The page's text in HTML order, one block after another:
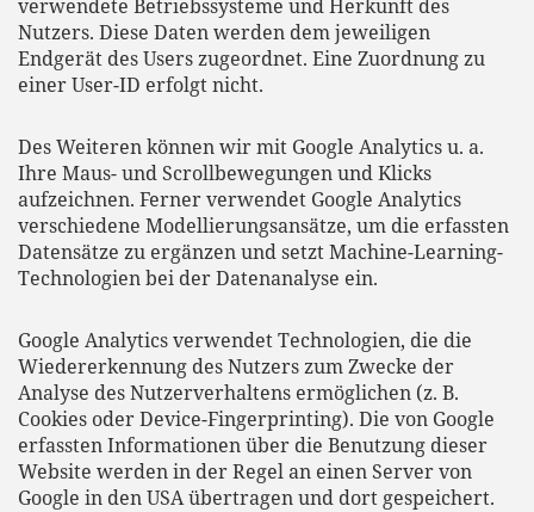
verwendete Betriebssysteme und Herkunft des
Nutzers. Diese Daten werden dem jeweiligen
Endgerät des Users zugeordnet. Eine Zuordnung zu
einer User-ID erfolgt nicht.
Des Weiteren können wir mit Google Analytics u. a.
Ihre Maus- und Scrollbewegungen und Klicks
aufzeichnen. Ferner verwendet Google Analytics
verschiedene Modellierungsansätze, um die erfassten
Datensätze zu ergänzen und setzt Machine-Learning-
Technologien bei der Datenanalyse ein.
Google Analytics verwendet Technologien, die die
Wiedererkennung des Nutzers zum Zwecke der
Analyse des Nutzerverhaltens ermöglichen (z. B.
Cookies oder Device-Fingerprinting). Die von Google
erfassten Informationen über die Benutzung dieser
Website werden in der Regel an einen Server von
Google in den USA übertragen und dort gespeichert.